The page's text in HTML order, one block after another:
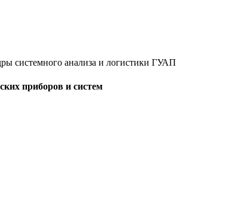
системного анализа и логистики ГУАП
приборов и систем